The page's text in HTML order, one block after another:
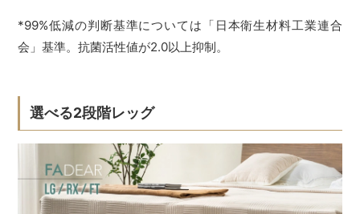
*99%低減の判断基準については「日本衛生材料工業連合
会」基準。抗菌活性値が2.0以上抑制。
選べる2段階レッグ